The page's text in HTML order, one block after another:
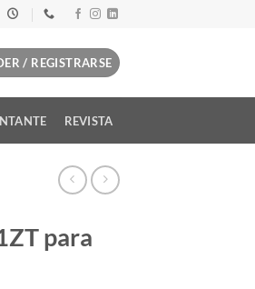
/ REGISTRARSE
REVISTA
para